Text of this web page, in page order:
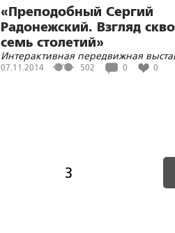
«Преподобный Сергий
Радонежский. Взгляд
семь столетий»
Интерактивная передвижная
посвященная 700-летию со дня
07.11.2014 502 0 0
3